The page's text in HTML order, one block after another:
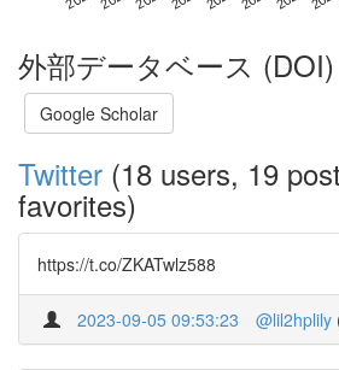
外部データベース (DOI)
Google Scholar
Twitter (18 users, 19
favorites)
https://t.co/ZKATwlz588
2023-09-05 09:53:23 @lil2hplily